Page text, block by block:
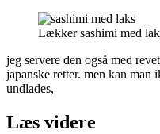
Lækker sashimi med
jeg servere den også med
japanske retter. men kan man
undlades,
Læs videre